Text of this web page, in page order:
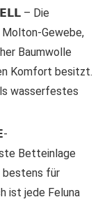
– Die
Gewebe,
Baumwolle
Komfort besitzt.
wasserfestes
Betteinlage
bestens für
ist jede Feluna